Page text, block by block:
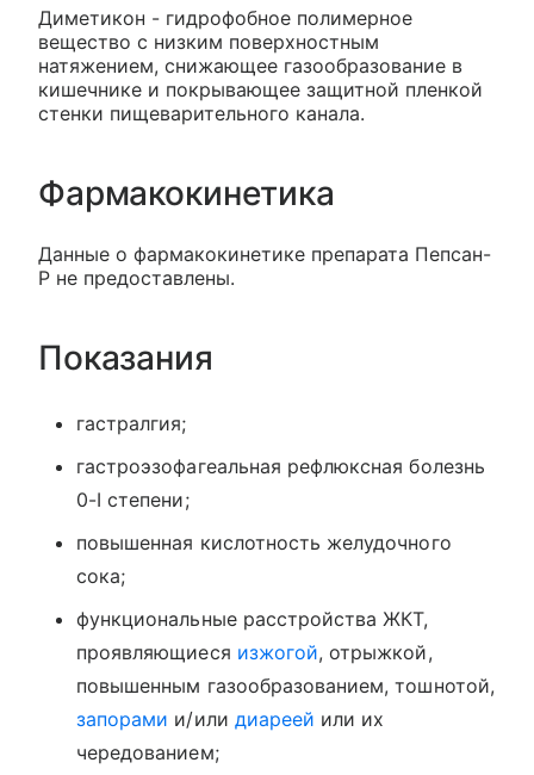
Диметикон - гидрофобное полимерное
вещество с низким поверхностным
натяжением, снижающее газообразование в
кишечнике и покрывающее защитной пленкой
стенки пищеварительного канала.
Фармакокинетика
Данные о фармакокинетике препарата Пепсан-
Р не предоставлены.
Показания
гастралгия;
гастроэзофагеальная рефлюксная болезнь
0-I степени;
повышенная кислотность желудочного
сока;
функциональные расстройства ЖКТ,
проявляющиеся изжогой, отрыжкой,
повышенным газообразованием, тошнотой,
запорами и/или диареей или их
чередованием;